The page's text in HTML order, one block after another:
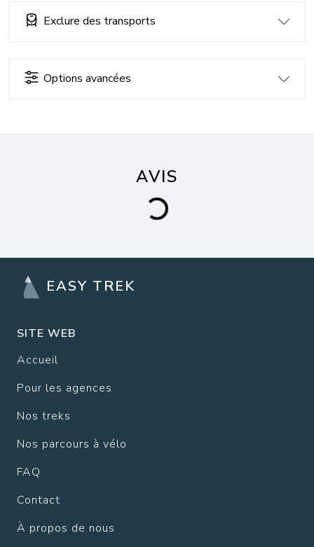
Exclure des transports
Options avancées
AVIS
EASY TREK
SITE WEB
Accueil
Pour les agences
Nos treks
Nos parcours à vélo
FAQ
Contact
À propos de nous